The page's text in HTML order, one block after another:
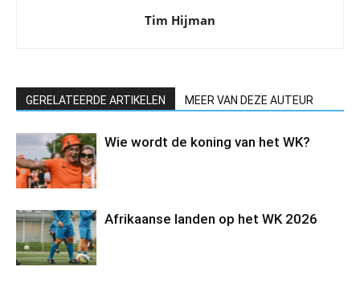
Tim Hijman
GERELATEERDE ARTIKELEN MEER VAN DEZE AUTEUR
Wie wordt de koning van het WK?
Afrikaanse landen op het WK 2026